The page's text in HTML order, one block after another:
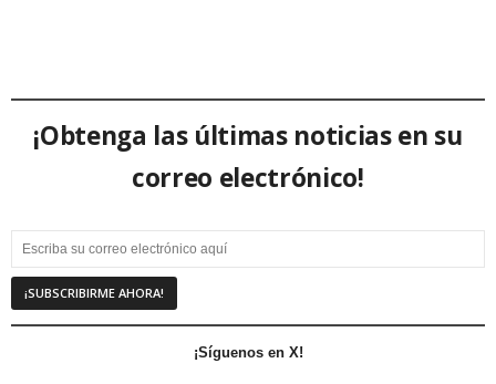
¡Obtenga las últimas noticias en su
correo electrónico!
¡Síguenos en X!